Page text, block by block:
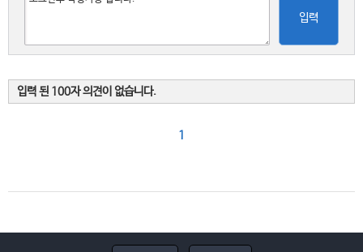
입력
입력 된 100자 의견이 없습니다.
1